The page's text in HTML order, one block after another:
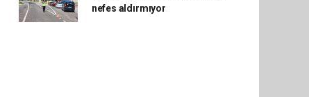
nefes aldırmıyor